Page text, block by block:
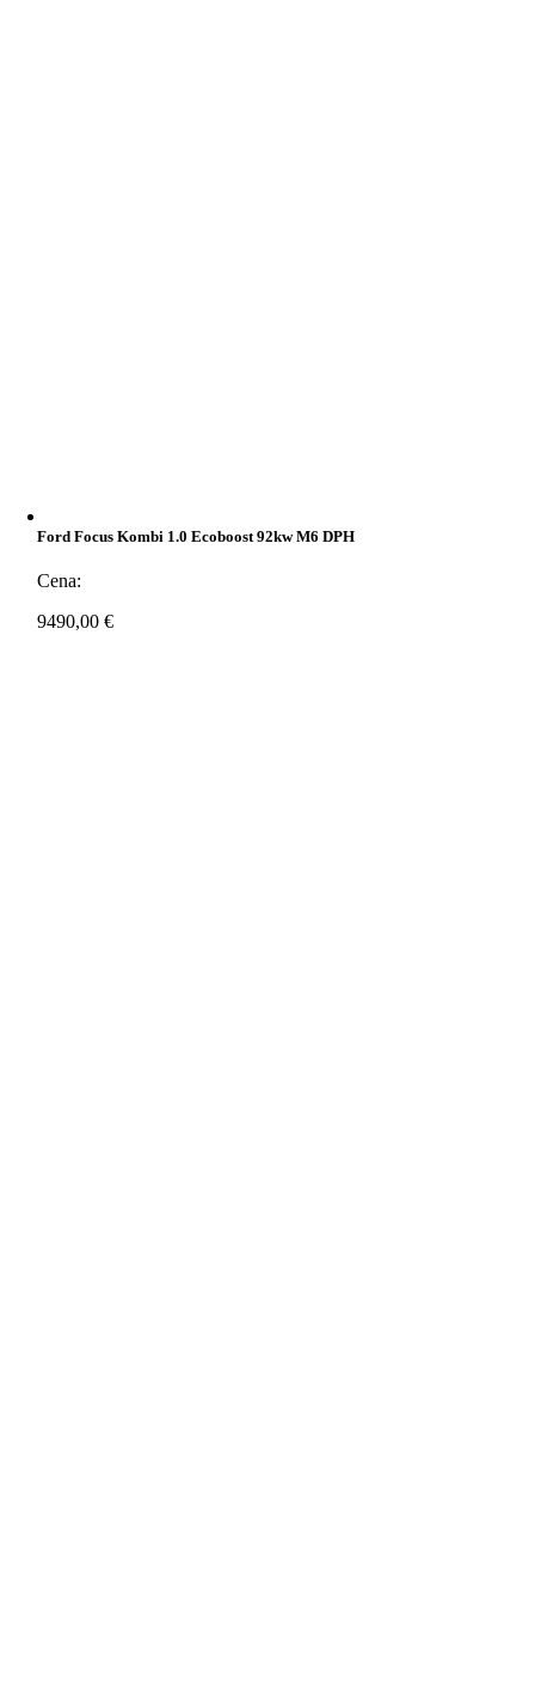
Ford Focus Kombi 1.0 Ecoboost 92kw M6 DPH
Cena:
9490,00€